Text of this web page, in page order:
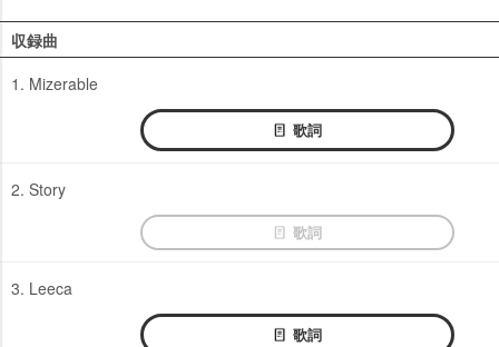
収録曲
1. Mizerable
歌詞
2. Story
歌詞
3. Leeca
歌詞